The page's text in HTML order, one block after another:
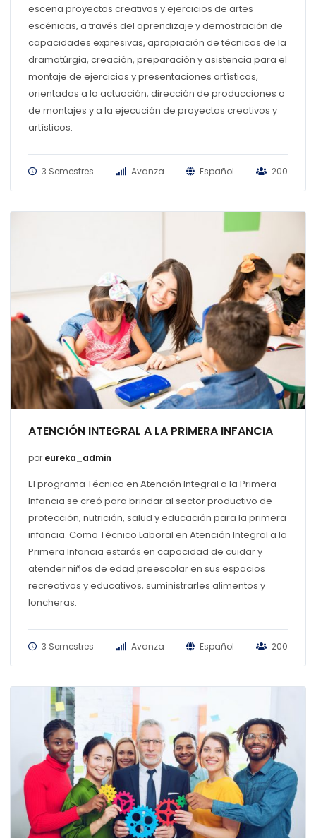
escena proyectos creativos y ejercicios de artes
escénicas, a través del aprendizaje y demostración de
capacidades expresivas, apropiación de técnicas de la
dramatúrgia, creación, preparación y asistencia para el
montaje de ejercicios y presentaciones artísticas,
orientados a la actuación, dirección de producciones o
de montajes y a la ejecución de proyectos creativos y
artísticos.
3 Semestres Avanza Español 200
ATENCIÓN INTEGRAL A LA PRIMERA INFANCIA
por eureka_admin
El programa Técnico en Atención Integral a la Primera
Infancia se creó para brindar al sector productivo de
protección, nutrición, salud y educación para la primera
infancia. Como Técnico Laboral en Atención Integral a la
Primera Infancia estarás en capacidad de cuidar y
atender niños de edad preescolar en sus espacios
recreativos y educativos, suministrarles alimentos y
loncheras.
3 Semestres Avanza Español 200